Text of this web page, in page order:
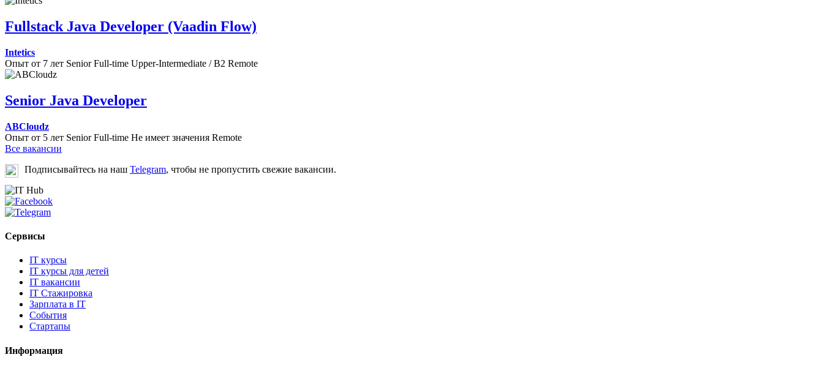
Fullstack Java Developer (Vaadin Flow)
Intetics
Опыт от 7 лет Senior Full-time Upper-Intermediate / B2 Remote
Senior Java Developer
ABCloudz
Опыт от 5 лет Senior Full-time Не имеет значения Remote
Все вакансии
Подписывайтесь на наш Telegram, чтобы не пропустить свежие вакансии.
Сервисы
IT курсы
IT курсы для детей
IT вакансии
IT Стажировка
Зарплата в IT
События
Стартапы
Информация